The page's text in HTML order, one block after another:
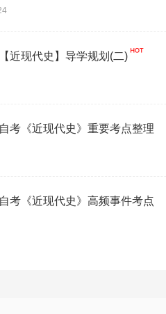
近现代史】导学规划(二)
考《近现代史》重要考点整理
考《近现代史》高频事件考点